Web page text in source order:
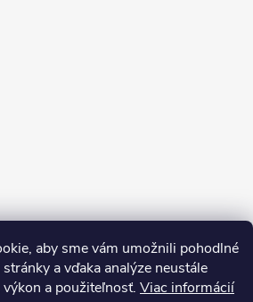
aby sme vám umožnili pohodlné
a vďaka analýze neustále
a použiteľnosť. Viac informácií